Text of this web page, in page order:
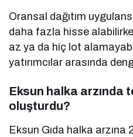
Oransal dağıtım
daha fazla hisse
az ya da hiç lot
yatırımcılar arasında
Eksun halka arzında
oluşturdu?
Eksun Gıda halka